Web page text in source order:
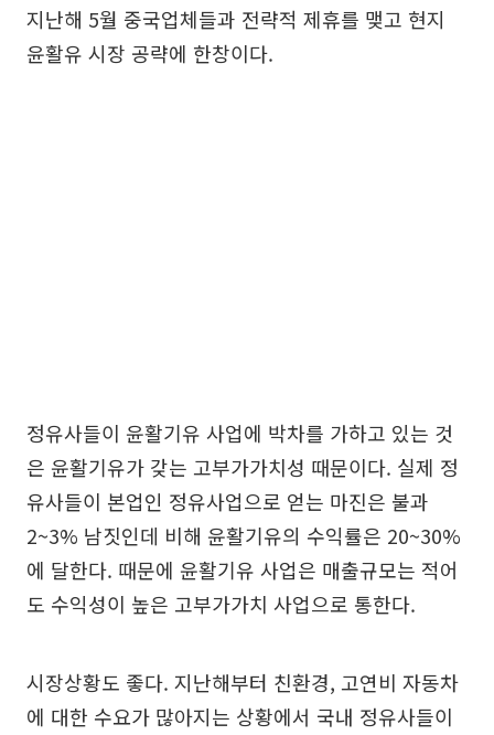
지난해 5월 중국업체들과 전략적 제휴를 맺고 현지
윤활유 시장 공략에 한창이다.
정유사들이 윤활기유 사업에 박차를 가하고 있는 것
은 윤활기유가 갖는 고부가가치성 때문이다. 실제 정
유사들이 본업인 정유사업으로 얻는 마진은 불과
2~3% 남짓인데 비해 윤활기유의 수익률은 20~30%
에 달한다. 때문에 윤활기유 사업은 매출규모는 적어
도 수익성이 높은 고부가가치 사업으로 통한다.
시장상황도 좋다. 지난해부터 친환경, 고연비 자동차
에 대한 수요가 많아지는 상황에서 국내 정유사들이